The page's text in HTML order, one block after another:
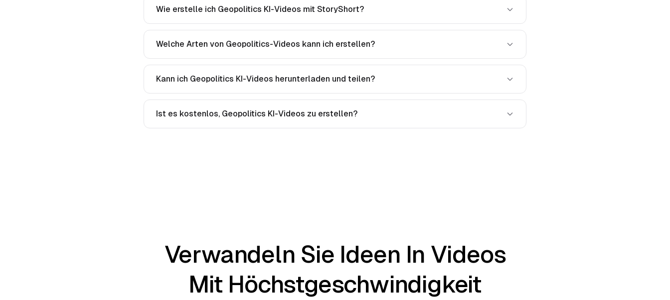
Wie erstelle ich Geopolitics KI-Videos mit StoryShort?
Welche Arten von Geopolitics-Videos kann ich erstellen?
Kann ich Geopolitics KI-Videos herunterladen und teilen?
Ist es kostenlos, Geopolitics KI-Videos zu erstellen?
Verwandeln Sie Ideen In Videos
Mit Höchstgeschwindigkeit